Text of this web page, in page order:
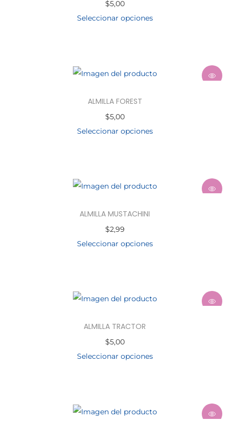
$5,00
Seleccionar opciones
ALMILLA FOREST
$5,00
Seleccionar opciones
ALMILLA MUSTACHINI
$2,99
Seleccionar opciones
ALMILLA TRACTOR
$5,00
Seleccionar opciones